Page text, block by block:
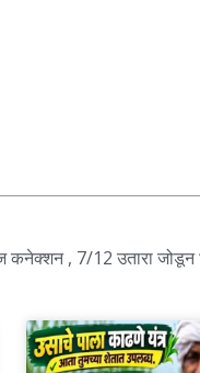
कनेक्शन , 7/12 उतारा जोडून